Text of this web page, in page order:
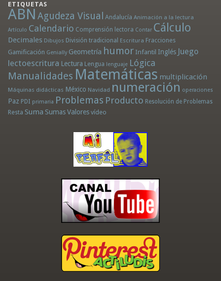
ETIQUETAS
ABN Agudeza Visual Andalucía Animación a la lectura
Artículo Calendario Comprensión lectora Contar Cálculo
Decimales Dibujos División tradicional Escritura Fracciones
Gamificación Genially Geometría humor Infantil Inglés Juego
lectoescritura Lectura Lengua lenguaje Lógica
Manualidades Matemáticas multiplicación
Máquinas didácticas México Navidad numeración operaciones
Paz PDI primaria Problemas Producto Resolución de Problemas
Resta Suma Sumas Valores vídeo